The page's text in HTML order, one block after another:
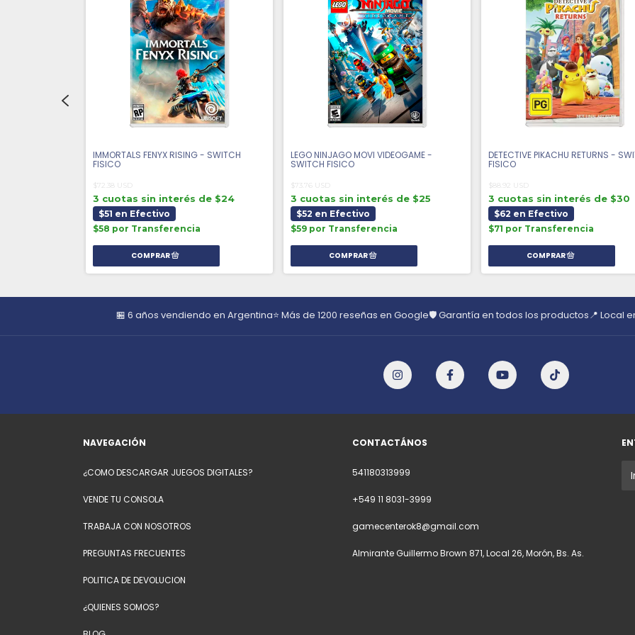
IMMORTALS FENYX RISING - SWITCH
FISICO
$72.38 USD
3 cuotas sin interés de $24
$51 en Efectivo
$58 por Transferencia
LEGO NINJAGO MOVI VIDEOGAME -
SWITCH FISICO
$73.76 USD
3 cuotas sin interés de $25
$52 en Efectivo
$59 por Transferencia
DETECTIVE PIKACHU RETURNS -
FISICO
$88.92 USD
3 cuotas sin interés de $30
$62 en Efectivo
$71 por Transferencia
🏪 6 años vendiendo en Argentina⭐ Más de 1200 reseñas en Google🛡️ Garantía en todos los productos📍 Local
NAVEGACIÓN
¿COMO DESCARGAR JUEGOS DIGITALES?
VENDE TU CONSOLA
TRABAJA CON NOSOTROS
PREGUNTAS FRECUENTES
POLITICA DE DEVOLUCION
¿QUIENES SOMOS?
CONTACTÁNOS
541180313999
+549 11 8031-3999
gamecenterok8@gmail.com
Almirante Guillermo Brown 871, Local 26, Morón, Bs. As.